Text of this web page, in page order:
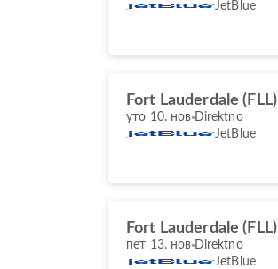
JetBlue
Fort Lauderdale (FLL)
уто 10. нов Direktno
JetBlue
Fort Lauderdale (FLL)
пет 13. нов Direktno
JetBlue